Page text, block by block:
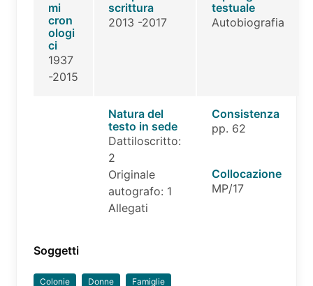
mi
cron
ologi
ci
1937
-2015
scrittura
2013 -2017
testuale
Autobiografia
Natura del
testo in sede
Dattiloscritto:
2
Originale
autografo: 1
Allegati
Consistenza
pp. 62
Collocazione
MP/17
Soggetti
Colonie Donne Famiglie